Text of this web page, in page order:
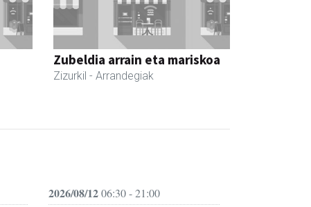
Zubeldia arrain eta mariskoa
Zizurkil - Arrandegiak
2026/08/1206:30 - 21:00